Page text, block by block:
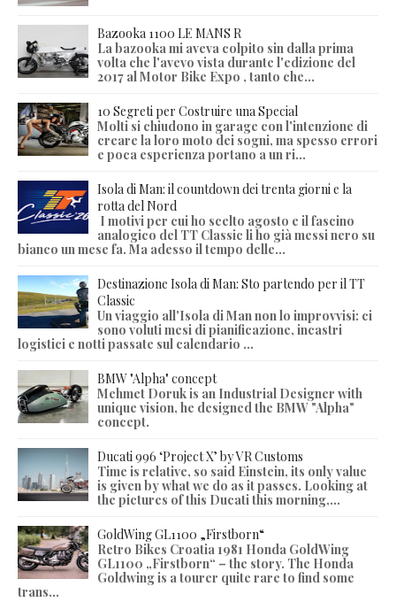
Bazooka 1100 LE MANS R
La bazooka mi aveva colpito sin dalla prima
volta che l'avevo vista durante l'edizione del
2017 al Motor Bike Expo , tanto che...
10 Segreti per Costruire una Special
Molti si chiudono in garage con l'intenzione di
creare la loro moto dei sogni, ma spesso errori
e poca esperienza portano a un ri...
Isola di Man: il countdown dei trenta giorni e la
rotta del Nord
I motivi per cui ho scelto agosto e il fascino
analogico del TT Classic li ho già messi nero su
bianco un mese fa. Ma adesso il tempo delle...
Destinazione Isola di Man: Sto partendo per il TT
Classic
Un viaggio all'Isola di Man non lo improvvisi: ci
sono voluti mesi di pianificazione, incastri
logistici e notti passate sul calendario ...
BMW "Alpha" concept
Mehmet Doruk is an Industrial Designer with
unique vision, he designed the BMW "Alpha"
concept.
Ducati 996 ‘Project X’ by VR Customs
Time is relative, so said Einstein, its only value
is given by what we do as it passes. Looking at
the pictures of this Ducati this morning,...
GoldWing GL1100 „Firstborn“
Retro Bikes Croatia 1981 Honda GoldWing
GL1100 „Firstborn“ – the story. The Honda
Goldwing is a tourer quite rare to find some
trans...